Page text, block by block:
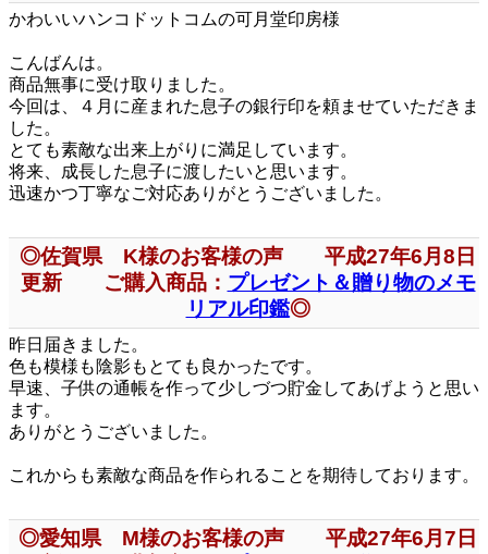
かわいいハンコドットコムの可月堂印房様
こんばんは。
商品無事に受け取りました。
今回は、４月に産まれた息子の銀行印を頼ませていただきま
した。
とても素敵な出来上がりに満足しています。
将来、成長した息子に渡したいと思います。
迅速かつ丁寧なご対応ありがとうございました。
◎佐賀県 K様のお客様の声 平成27年6月8日
更新 ご購入商品： プレゼント＆贈り物のメモ
リアル印鑑◎
昨日届きました。
色も模様も陰影もとても良かったです。
早速、子供の通帳を作って少しづつ貯金してあげようと思い
ます。
ありがとうございました。
これからも素敵な商品を作られることを期待しております。
◎愛知県 M様のお客様の声 平成27年6月7日